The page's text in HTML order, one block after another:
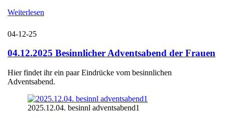
Weiterlesen
04-12-25
04.12.2025 Besinnlicher Adventsabend der Frauen
Hier findet ihr ein paar Eindrücke vom besinnlichen
Adventsabend.
2025.12.04. besinnl adventsabend1